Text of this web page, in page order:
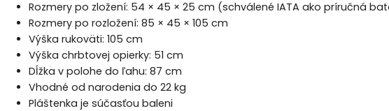
Rozmery po zložení: 54 × 45 × 25 cm (schválené IATA ako príručná
Rozmery po rozložení: 85 × 45 × 105 cm
Výška rukoväti: 105 cm
Výška chrbtovej opierky: 51 cm
Dĺžka v polohe do ľahu: 87 cm
Vhodné od narodenia do 22 kg
Pláštenka je súčasťou baleni